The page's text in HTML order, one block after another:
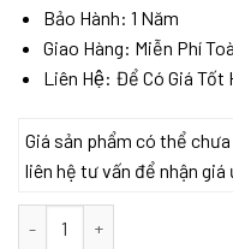
Bảo Hành: 1 Năm
Giao Hàng: Miễn Phí
Liên Hệ: Để Có Giá Tốt
Giá sản phẩm có thể
liên hệ tư vấn để nhận giá